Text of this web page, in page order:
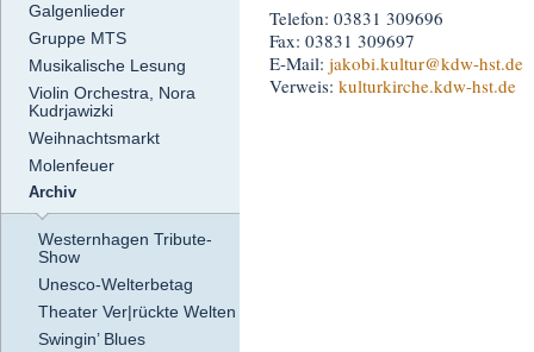
Galgenlieder
Gruppe MTS
Musikalische Lesung
Violin Orchestra, Nora
Kudrjawizki
Weihnachtsmarkt
Molenfeuer
Archiv
Westernhagen Tribute-
Show
Unesco-Welterbetag
Theater Ver|rückte Welten
Swingin’ Blues
Telefon: 03831 309696
Fax: 03831 309697
E-Mail: jakobi.kultur@kdw-hst.de
Verweis: kulturkirche.kdw-hst.de